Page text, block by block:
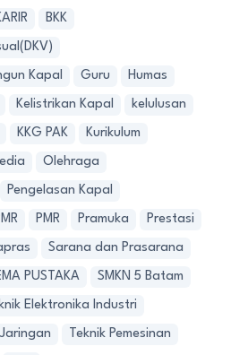
BKK
Kapal Guru Humas
Kelistrikan Kapal kelulusan
KKG PAK Kurikulum
Olehraga
Pengelasan Kapal
PMR Pramuka Prestasi
Sarana dan Prasarana
PUSTAKA SMKN 5 Batam
Elektronika Industri
Teknik Pemesinan